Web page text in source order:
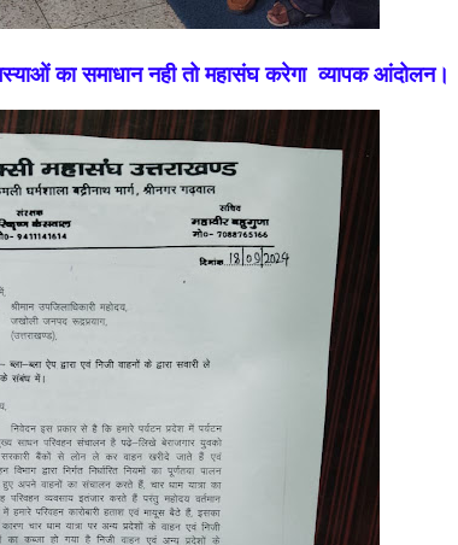
का समाधान नही तो महासंघ करेगा व्यापक आंदोलन।